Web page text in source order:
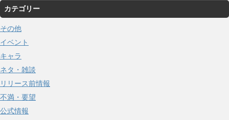
カテゴリー
その他
イベント
キャラ
ネタ・雑談
リリース前情報
不満・要望
公式情報